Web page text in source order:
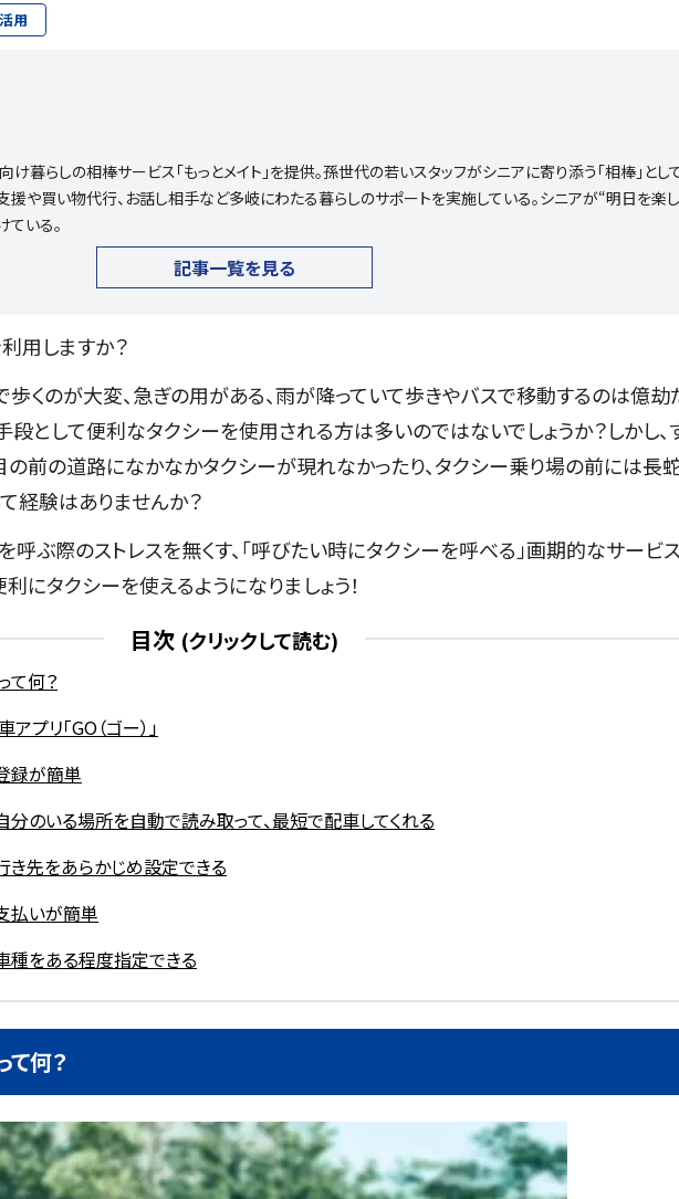
用
らしの相棒サービス「もっとメイト」を提供。孫世代の若いスタッフがシニアに寄り添う「相棒」とし
援や買い物代行、お話し相手など多岐にわたる暮らしのサポートを実施している。シニアが“明日を楽
いる。
記事一覧を見る
用しますか？
くのが大変、急ぎの用がある、雨が降っていて歩きやバスで移動するのは億劫
として便利なタクシーを使用される方は多いのではないでしょうか？しかし、
前の道路になかなかタクシーが現れなかったり、タクシー乗り場の前には長
経験はありませんか？
呼ぶ際のストレスを無くす、「呼びたい時にタクシーを呼べる」画期的なサービ
にタクシーを使えるようになりましょう！
目次
て何？
プリ「GO（ゴー）」
録が簡単
分のいる場所を自動で読み取って、最短で配車してくれる
き先をあらかじめ設定できる
払いが簡単
種をある程度指定できる
て何？